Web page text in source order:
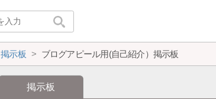
掲示板 ブログアピール用(自己紹介）掲示板
掲示板